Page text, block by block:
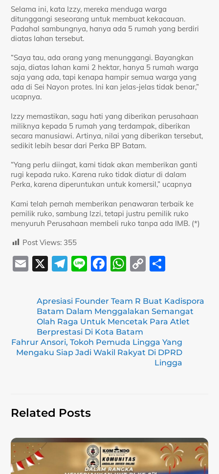
Selama ini, kata Izzy, mereka menduga warga
ditunggangi seseorang untuk membuat kekacauan.
Padahal sambungnya, hanya ada 5 rumah yang berdiri
diatas lahan tersebut.
“Saya tau, ada orang yang menunggangi. Bayangkan
saja, diatas lahan kami 2 hektar, hanya 5 rumah warga
saja yang ada, tapi kenapa hampir semua warga yang
ada di Sei Nayon protes. Ini kan jelas-jelas tidak benar,”
ucapnya.
Izzy memastikan, sagu hati yang diberikan perusahaan
miliknya kepada 5 rumah yang terdampak, diberikan
secara manusiawi. Artinya, nilai yang diberikan tersebut,
sedikit lebih besar dari Perka BP Batam.
“Yang perlu diingat, kami tidak akan memberikan ganti
rugi kepada ruko. Karena ruko tidak diatur di dalam
Perka, karena diperuntukan untuk komersil,” ucapnya
Kami telah pernah memberikan penawaran terbaik ke
pemilik ruko, sambung Izzi, tetapi justru pemilik ruko
menyuruh Perusahaan membeli ruko tanpa ada IMB. (*)
Post Views: 355
E
ai
X
T
e
gr
a
m
Li
e
F
c
e
b
o
o
W
at
s
A
p
p
C
p
y
Li
n
k
ar
e
Apresiasi Founder Team R Buat Kadispora
Batam Dalam Menggalakan Semangat
Olah Raga Untuk Mencetak Para Atlet
Berprestasi Di Kota Batam
Fahrur Ansori, Tokoh Pemuda Lingga Yang
Mengaku Siap Jadi Wakil Rakyat Di DPRD
Lingga
Related Posts